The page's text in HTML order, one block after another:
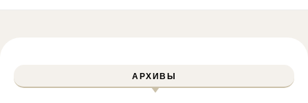
АРХИВЫ